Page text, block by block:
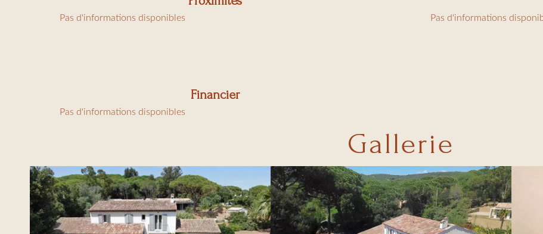
Pas d'informations disponibles Pas d'informations
Financier
Pas d'informations disponibles
Gallerie